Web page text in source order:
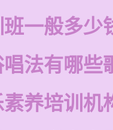
一般多少
唱法有哪些
养培训机